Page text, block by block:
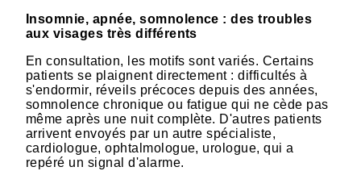
Insomnie, apnée, somnolence : des troubles
aux visages très différents
En consultation, les motifs sont variés. Certains
patients se plaignent directement : difficultés à
s'endormir, réveils précoces depuis des années,
somnolence chronique ou fatigue qui ne cède pas
même après une nuit complète. D'autres patients
arrivent envoyés par un autre spécialiste,
cardiologue, ophtalmologue, urologue, qui a
repéré un signal d'alarme.